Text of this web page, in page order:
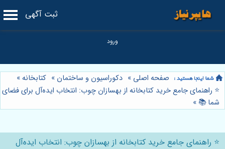
ثبت آگهی
صفحه اصلی » دکوراسیون و ساختمان » کتابخانه»
⭐️ راهنمای جامع خرید کتابخانه از بهسازان چوب: انتخاب ایده‌آل برای فضای
شما 📚 »
⭐️ راهنمای جامع خرید کتابخانه از بهسازان چوب: انتخاب ایده‌آل